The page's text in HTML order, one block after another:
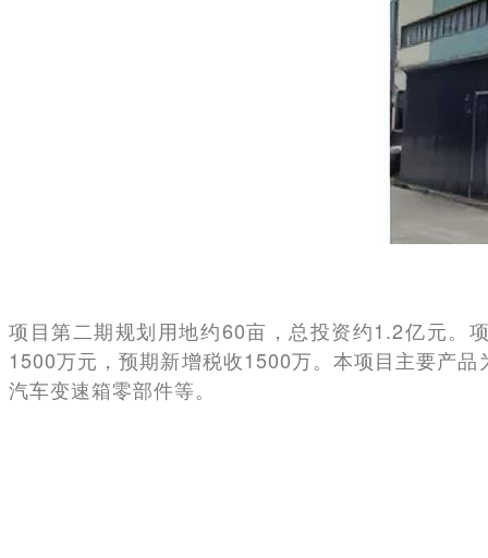
项目第二期规划用地约60亩，总投资约1.2亿元。
1500万元，预期新增税收1500万。本项目主要产
汽车变速箱零部件等。